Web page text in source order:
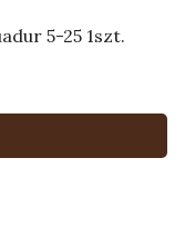
5-25 1szt.